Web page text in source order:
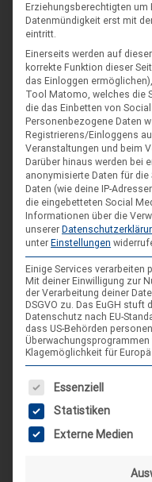
04
Sep.
[alle Veranstaltungen]
AKTUELLE BEITRÄGE
Erziehungsberechtigten um
Datenmündigkeit erst mit
eintritt.
Einerseits werden auf
korrekte Funktion dieser
das Einloggen
Tool Matomo, welches die
die das Einbetten von
Personenbezogene Daten
Registrierens/Einloggens
Veranstaltungen und beim
Darüber hinaus werden bei
anonymisierte Daten für
Daten (wie deine IP-
die eingebetteten Social
Informationen über die
unserer
unter Einstellungen
Einige Services verarbeiten
Mit deiner Einwilligung zur
der Verarbeitung deiner
DSGVO zu. Das EuGH stuft
Datenschutz nach EU-
dass US-Behörden
Klagemöglichkeit für
Es folgt eine Liste der
Essenziell
Statistiken
Externe Medien